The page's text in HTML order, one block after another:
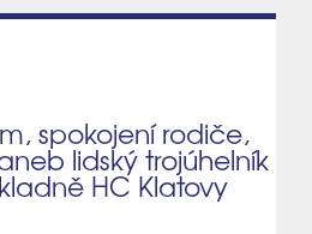
spokojení rodiče,
lidský trojúhelník
HC Klatovy